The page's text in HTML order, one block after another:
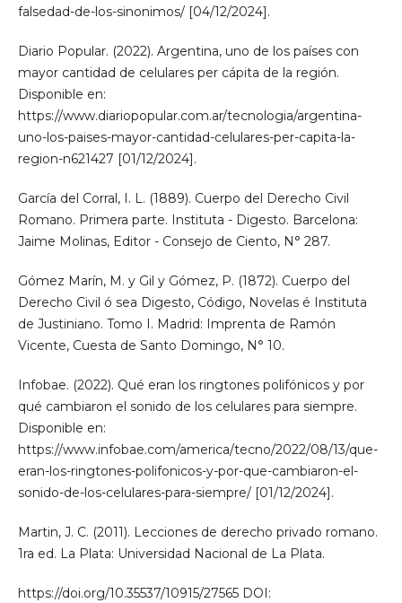
falsedad-de-los-sinonimos/ [04/12/2024].
Diario Popular. (2022). Argentina, uno de los países con
mayor cantidad de celulares per cápita de la región.
Disponible en:
https://www.diariopopular.com.ar/tecnologia/argentina-
uno-los-paises-mayor-cantidad-celulares-per-capita-la-
region-n621427 [01/12/2024].
García del Corral, I. L. (1889). Cuerpo del Derecho Civil
Romano. Primera parte. Instituta - Digesto. Barcelona:
Jaime Molinas, Editor - Consejo de Ciento, N° 287.
Gómez Marín, M. y Gil y Gómez, P. (1872). Cuerpo del
Derecho Civil ó sea Digesto, Código, Novelas é Instituta
de Justiniano. Tomo I. Madrid: Imprenta de Ramón
Vicente, Cuesta de Santo Domingo, N° 10.
Infobae. (2022). Qué eran los ringtones polifónicos y por
qué cambiaron el sonido de los celulares para siempre.
Disponible en:
https://www.infobae.com/america/tecno/2022/08/13/que-
eran-los-ringtones-polifonicos-y-por-que-cambiaron-el-
sonido-de-los-celulares-para-siempre/ [01/12/2024].
Martin, J. C. (2011). Lecciones de derecho privado romano.
1ra ed. La Plata: Universidad Nacional de La Plata.
https://doi.org/10.35537/10915/27565 DOI: